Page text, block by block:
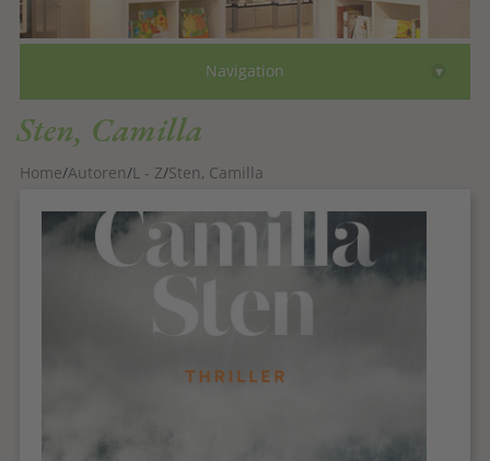
Bücher
Autoren
Gutscheine
Navigation ▾
Sten, Camilla
Home Autoren L - Z Sten, Camilla